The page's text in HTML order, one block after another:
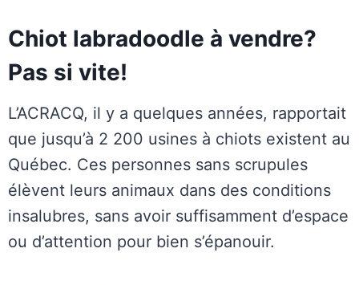
Chiot labradoodle à vendre?
Pas si vite!
L’ACRACQ, il y a quelques années, rapportait
que jusqu’à 2 200 usines à chiots existent au
Québec. Ces personnes sans scrupules
élèvent leurs animaux dans des conditions
insalubres, sans avoir suffisamment d’espace
ou d’attention pour bien s’épanouir.